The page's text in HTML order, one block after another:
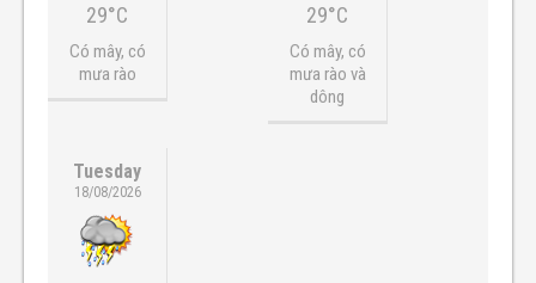
29°C
Có mây, có
mưa rào
29°C
Có mây, có
mưa rào và
dông
Tuesday
18/08/2026